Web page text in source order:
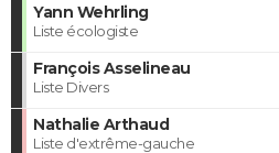
Yann Wehrling
Liste écologiste
François Asselineau
Liste Divers
Nathalie Arthaud
Liste d'extrême-gauche